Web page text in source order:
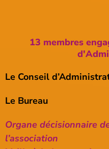
13 membres
Le Conseil
Le Bureau
Organe décisionnaire
l’association